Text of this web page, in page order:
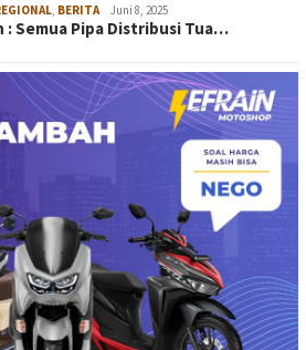
BERITA Juni 8, 2025
: Semua Pipa Distribusi Tua…